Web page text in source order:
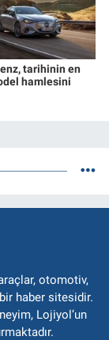
tarihinin en
hamlesini
otomotiv,
haber sitesidir.
Lojiyol’un